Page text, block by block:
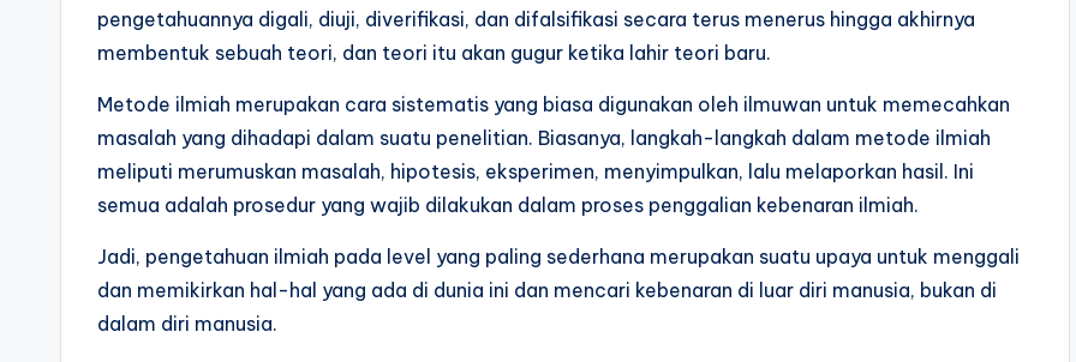
pengetahuannya digali, diuji, diverifikasi, dan difalsifikasi secara terus menerus hingga akhirnya
membentuk sebuah teori, dan teori itu akan gugur ketika lahir teori baru.
Metode ilmiah merupakan cara sistematis yang biasa digunakan oleh ilmuwan untuk memecahkan
masalah yang dihadapi dalam suatu penelitian. Biasanya, langkah-langkah dalam metode ilmiah
meliputi merumuskan masalah, hipotesis, eksperimen, menyimpulkan, lalu melaporkan hasil. Ini
semua adalah prosedur yang wajib dilakukan dalam proses penggalian kebenaran ilmiah.
Jadi, pengetahuan ilmiah pada level yang paling sederhana merupakan suatu upaya untuk menggali
dan memikirkan hal-hal yang ada di dunia ini dan mencari kebenaran di luar diri manusia, bukan di
dalam diri manusia.